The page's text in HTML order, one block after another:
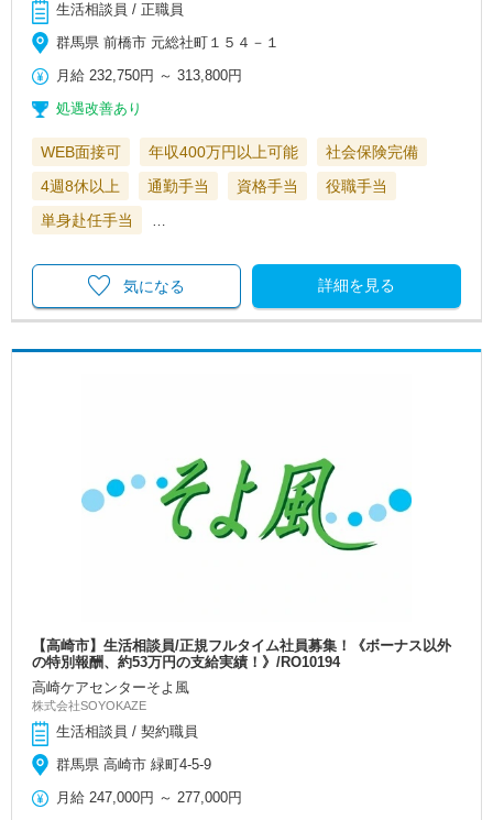
生活相談員 / 正職員
群馬県 前橋市 元総社町１５４－１
月給 232,750円 ～313,800円
処遇改善あり
WEB面接可 年収400万円以上可能
社会保険完備
4週8休以上
通勤手当 資格手当
役職手当
単身赴任手当
詳細を見る
気になる
【高崎市】生活相談員/正規フルタイム社員募集！《ボーナス以外
の特別報酬、約53万円の支給実績！》/RO10194
高崎ケアセンターそよ風
株式会社SOYOKAZE
生活相談員 / 契約職員
群馬県 高崎市 緑町4-5-9
月給 247,000円 ～277,000円